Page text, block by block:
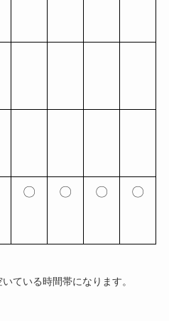
〇 〇 〇 〇
ている時間帯になります。